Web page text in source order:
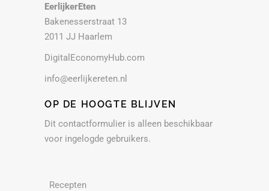
EerlijkerEten
Bakenesserstraat 13
2011 JJ Haarlem
DigitalEconomyHub.com
info@eerlijkereten.nl
OP DE HOOGTE BLIJVEN
Dit contactformulier is alleen beschikbaar
voor ingelogde gebruikers.
Recepten